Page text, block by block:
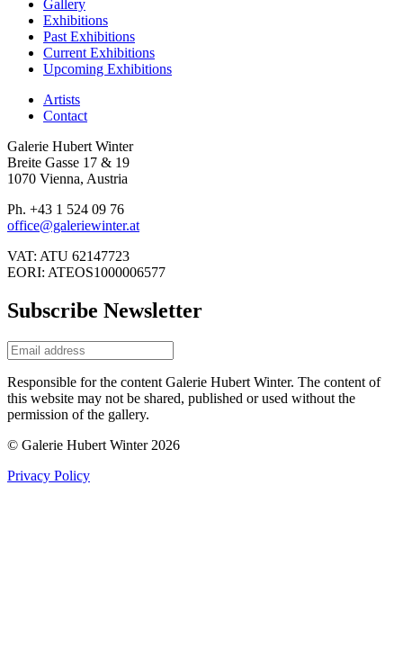
Gallery
Exhibitions
Past Exhibitions
Current Exhibitions
Upcoming Exhibitions
Artists
Contact
Galerie Hubert Winter
Breite Gasse 17 & 19
1070 Vienna, Austria
Ph. +43 1 524 09 76
office@galeriewinter.at
VAT: ATU 62147723
EORI: ATEOS1000006577
Subscribe Newsletter
Responsible for the content Galerie Hubert Winter. The content of
this website may not be shared, published or used without the
permission of the gallery.
© Galerie Hubert Winter 2026
Privacy Policy